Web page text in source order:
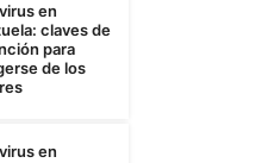
en
claves de
para
de los
en